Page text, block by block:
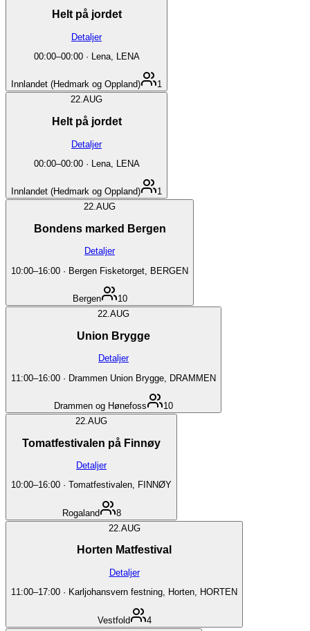
Helt på jordet
Detaljer
00:00–00:00· Lena, LENA
Innlandet (Hedmark og Oppland)
1
22.AUG
Helt på jordet
Detaljer
00:00–00:00· Lena, LENA
Innlandet (Hedmark og Oppland)
1
22.AUG
Bondens marked Bergen
Detaljer
10:00–16:00 · Bergen Fisketorget, BERGEN
Bergen
10
22.AUG
Union Brygge
Detaljer
11:00–16:00 · Drammen Union Brygge, DRAMMEN
Drammen og Hønefoss
10
22. AUG
Tomatfestivalen på Finnøy
Detaljer
10:00–16:00 · Tomatfestivalen, FINNØY
Rogaland
8
22. AUG
Horten Matfestival
Detaljer
11:00–17:00 · Karljohansvern festning, Horten, HORTEN
Vestfold
4